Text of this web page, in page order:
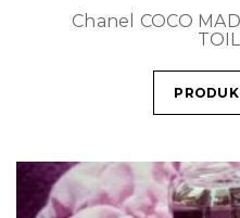
Chanel COCO